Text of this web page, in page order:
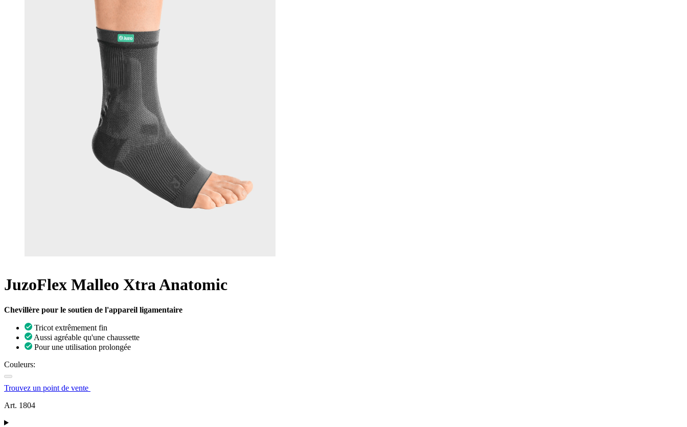
JuzoFlex Malleo Xtra Anatomic
Chevillère pour le soutien de l'appareil ligamentaire
Tricot extrêmement fin
Aussi agréable qu'une chaussette
Pour une utilisation prolongée
Couleurs:
Trouvez un point de vente
Art. 1804